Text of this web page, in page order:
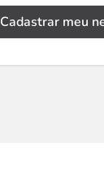
Cadastrar meu